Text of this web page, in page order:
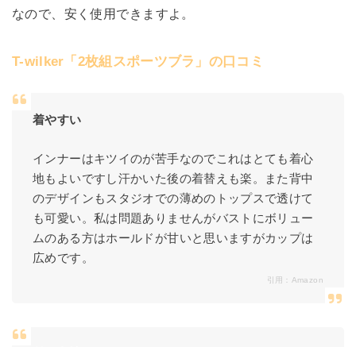
なので、安く使用できますよ。
T-wilker「2枚組スポーツブラ」の口コミ
着やすい
インナーはキツイのが苦手なのでこれはとても着心
地もよいですし汗かいた後の着替えも楽。また背中
のデザインもスタジオでの薄めのトップスで透けて
も可愛い。私は問題ありませんがバストにボリュー
ムのある方はホールドが甘いと思いますがカップは
広めです。
引用： Amazon